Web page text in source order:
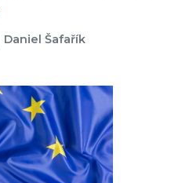
Daniel Šafařík